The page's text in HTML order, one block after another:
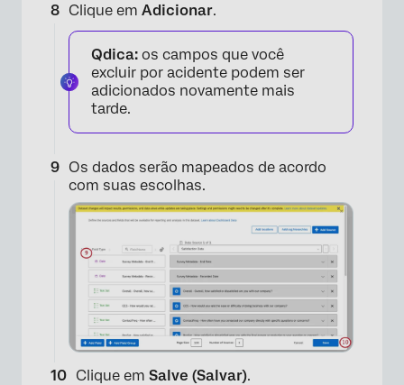
×
Clique em Adicionar.
Qdica: os campos que você
excluir por acidente podem ser
adicionados novamente mais
tarde.
Os dados serão mapeados de acordo
com suas escolhas.
Clique em Salve (Salvar).